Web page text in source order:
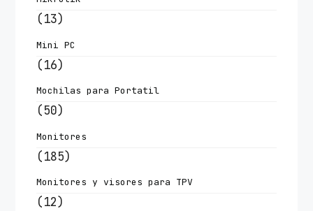
(13)
Mini PC
(16)
Mochilas para Portatil
(50)
Monitores
(185)
Monitores y visores para TPV
(12)